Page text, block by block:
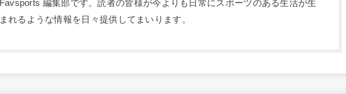
Favsports 編集部です。読者の皆様が今よりも日常にスポーツのある生活が生
まれるような情報を日々提供してまいります。